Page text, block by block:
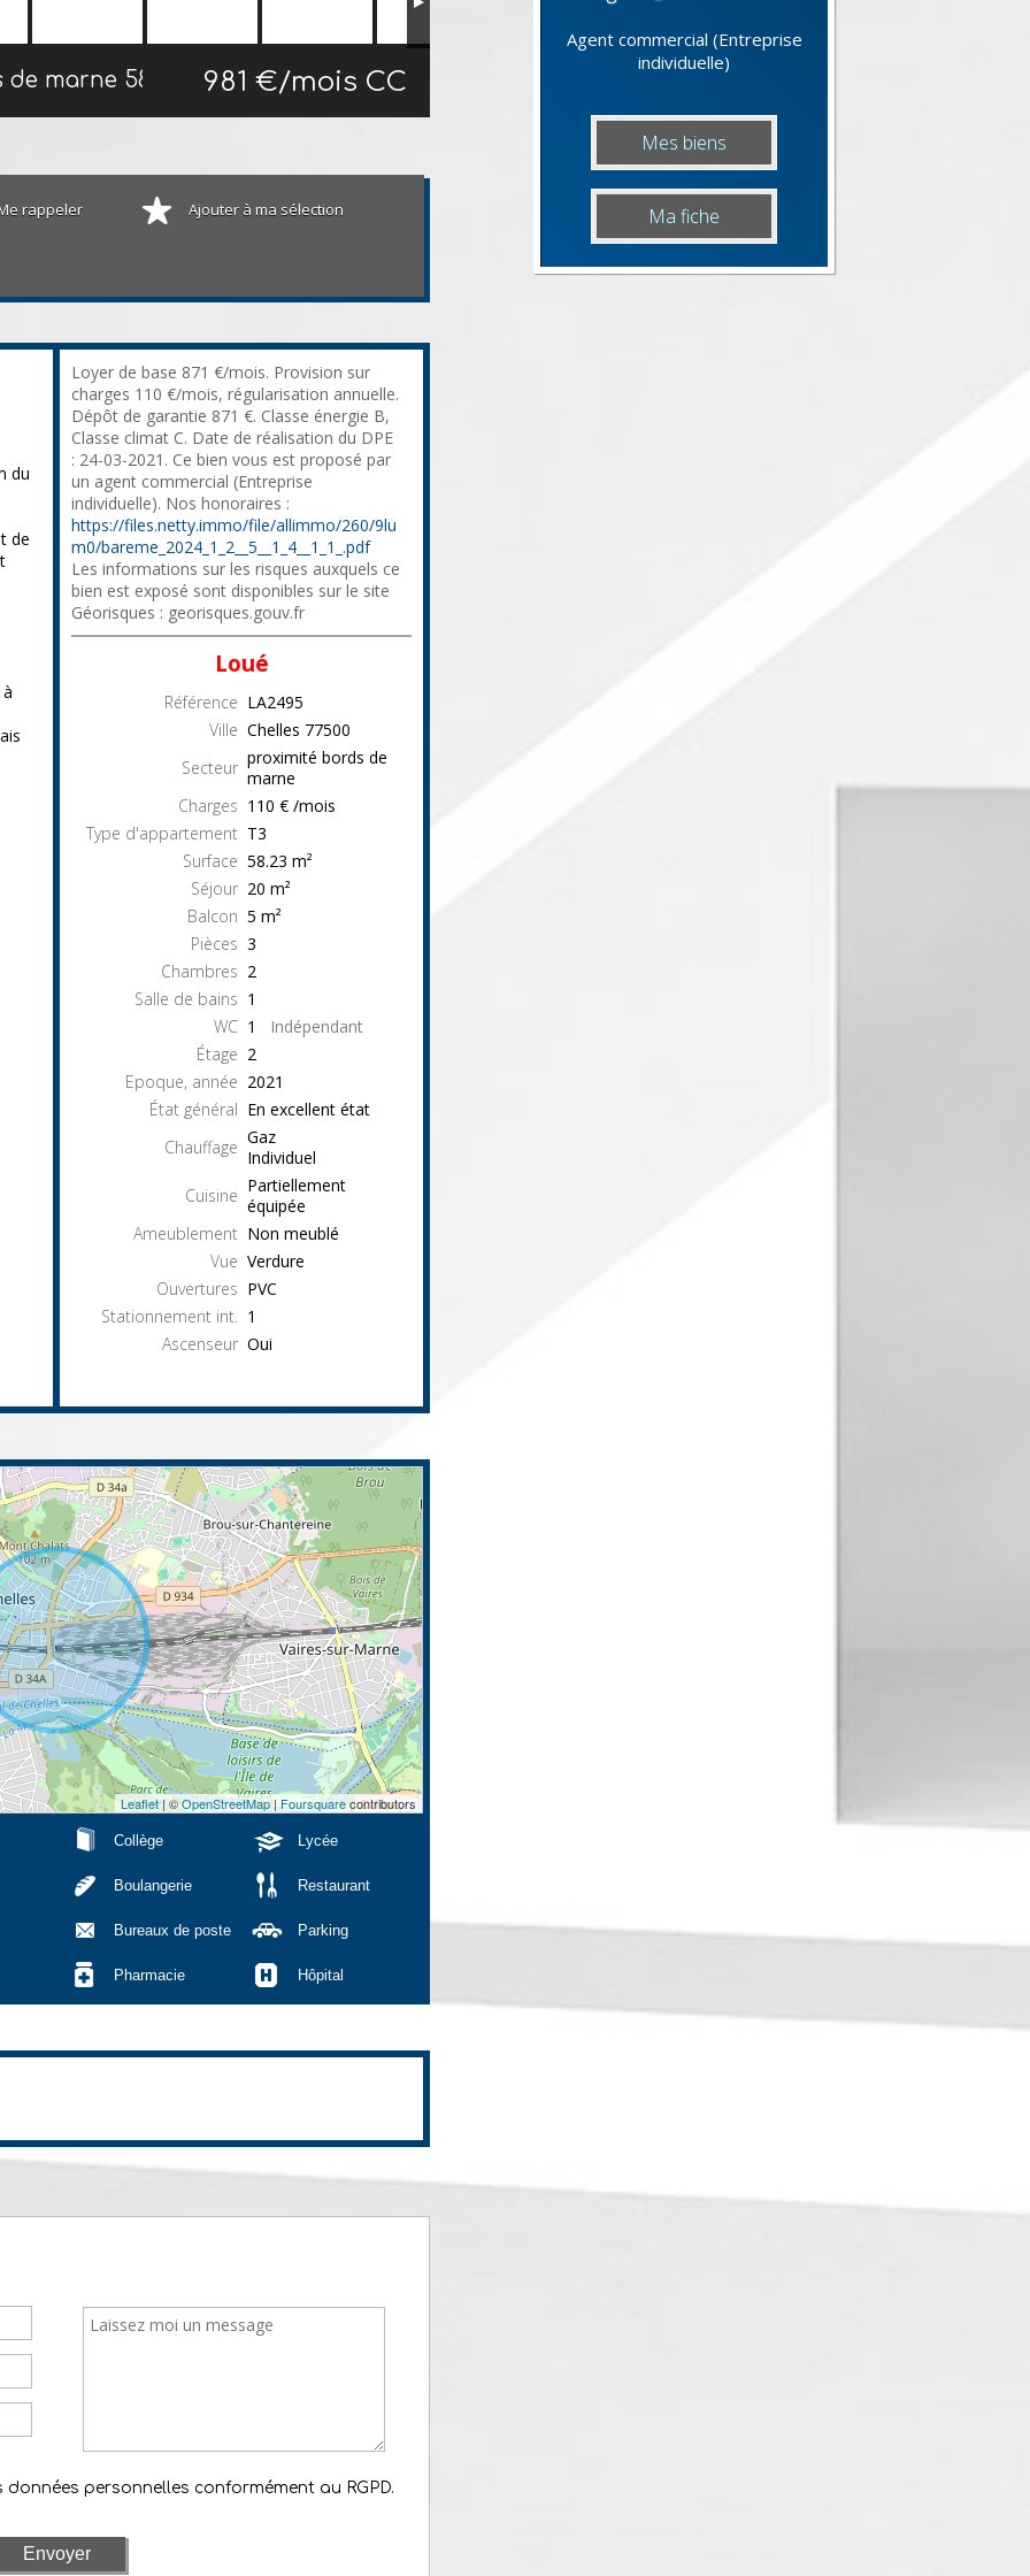
Agent commercial (Entreprise
individuelle)
Mes biens
Ma fiche
de marne 58.23 m² 981 €/mois CC
rappeler Ajouter à ma sélection
du
de
Loyer de base 871 €/mois. Provision sur
charges 110 €/mois, régularisation annuelle.
Dépôt de garantie 871 €. Classe énergie B,
Classe climat C. Date de réalisation du DPE
: 24-03-2021. Ce bien vous est proposé par
un agent commercial (Entreprise
individuelle). Nos honoraires :
https://files.netty.immo/file/allimmo/260/9lu
m0/bareme_2024_1_2__5__1_4__1_1_.pdf
Les informations sur les risques auxquels ce
bien est exposé sont disponibles sur le site
Géorisques : georisques.gouv.fr
Loué
Référence LA2495
Ville Chelles 77500
Secteur proximité bords de
marne
Charges 110 € /mois
Type d'appartement T3
Surface 58.23 m²
Séjour 20 m²
Balcon 5 m²
Pièces 3
Chambres 2
Salle de bains 1
WC 1
Indépendant
Étage 2
Epoque, année 2021
État général En excellent état
Chauffage Gaz
Individuel
Cuisine Partiellement
équipée
Ameublement Non meublé
Vue Verdure
Ouvertures PVC
Stationnement int. 1
Ascenseur Oui
Leaflet| ©OpenStreetMap|Foursquarecontributors
Collège Lycée
Boulangerie Restaurant
Bureaux de poste Parking
Pharmacie Hôpital
personnelles conformément au RGPD.